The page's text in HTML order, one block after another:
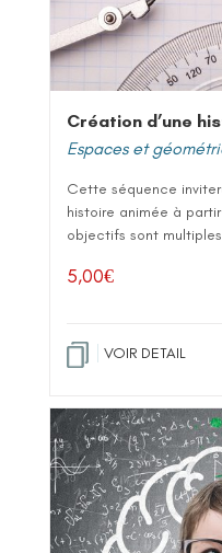
Création d’une
Espaces et
Cette séquence
histoire animée à
objectifs sont
5,00€
VOIR DETAIL